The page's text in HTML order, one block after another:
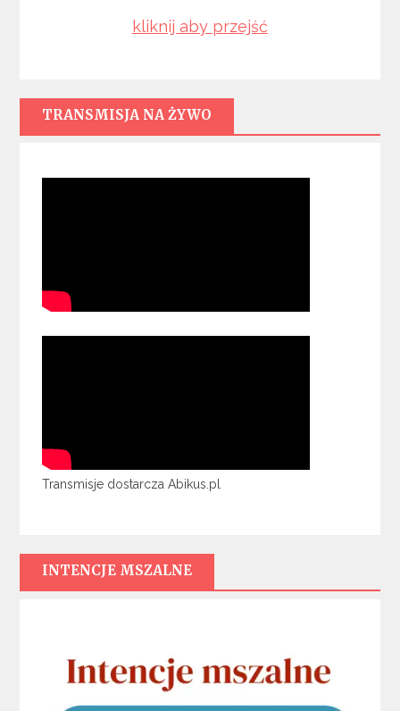
kliknij aby przejść
TRANSMISJA NA ŻYWO
Transmisje dostarcza Abikus.pl
INTENCJE MSZALNE